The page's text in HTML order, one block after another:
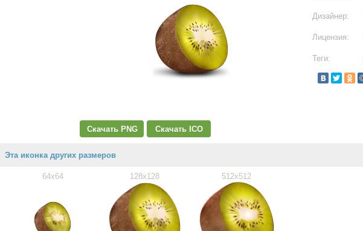
Скачать PNG Скачать ICO
Дизайнер:
Лицензия:
Теги:
Эта иконка других размеров
64x64 128x128 512x512